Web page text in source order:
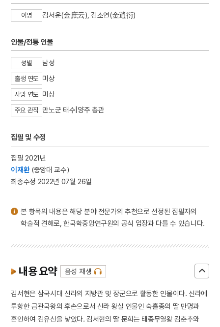
1 이달
2
조유례
4 김경숙
5 장생전
6 간재집
7 검은간토기
8
공덕보
이명 김서운(金庶云), 김소연(金逍衍)
인물/전통 인물
성별 남성
출생 연도 미상
사망 연도 미상
주요 관직 만노군 태수|양주 총관
집필 및 수정
집필 2021년
이재환 (중앙대 교수)
최종수정 2022년 07월 26일
본 항목의 내용은 해당 분야 전문가의 추천으로 선정된 집필자의
학술적 견해로, 한국학중앙연구원의 공식 입장과 다를 수 있습니다.
내용 요약 음성 재생
김서현은 삼국시대 신라의 지방관 및 장군으로 활동한 인물이다. 신라에
투항한 금관국왕의 후손으로서 신라 왕실 인물인 숙흘종의 딸 만명과
혼인하여 김유신을 낳았다. 김서현의 딸 문희는 태종무열왕 김춘추와